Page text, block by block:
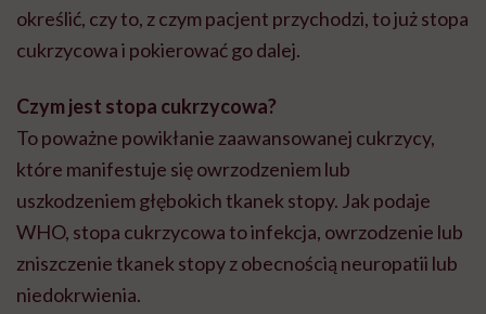
określić, czy to, z czym pacjent przychodzi, to już stopa
cukrzycowa i pokierować go dalej.
Czym jest stopa cukrzycowa?
To poważne powikłanie zaawansowanej cukrzycy,
które manifestuje się owrzodzeniem lub
uszkodzeniem głębokich tkanek stopy. Jak podaje
WHO, stopa cukrzycowa to infekcja, owrzodzenie lub
zniszczenie tkanek stopy z obecnością neuropatii lub
niedokrwienia.